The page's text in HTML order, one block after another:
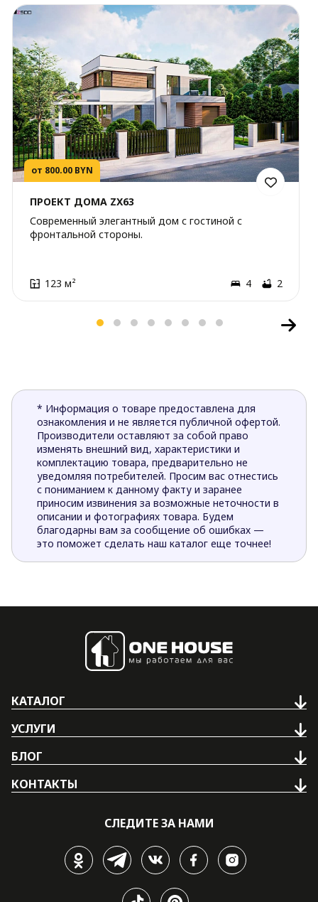
от 800.00 BYN
ПРОЕКТ ДОМА ZX63
Современный элегантный дом с гостиной с
фронтальной стороны.
123 м² 4 2
* Информация о товаре предоставлена для
ознакомления и не является публичной офертой.
Производители оставляют за собой право
изменять внешний вид, характеристики и
комплектацию товара, предварительно не
уведомляя потребителей. Просим вас отнестись
с пониманием к данному факту и заранее
приносим извинения за возможные неточности в
описании и фотографиях товара. Будем
благодарны вам за сообщение об ошибках —
это поможет сделать наш каталог еще точнее!
КАТАЛОГ
УСЛУГИ
БЛОГ
КОНТАКТЫ
СЛЕДИТЕ ЗА НАМИ